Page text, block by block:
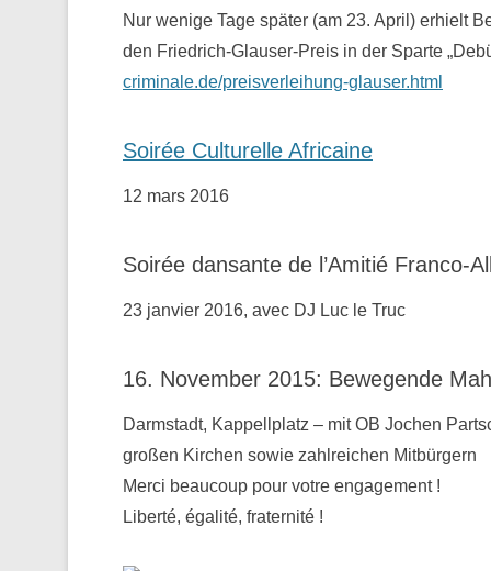
Nur wenige Tage später (am 23. April) erhielt
den Friedrich-Glauser-Preis in der Sparte
criminale.de/preisverleihung-glauser.html
Soirée Culturelle Africaine
12 mars 2016
Soirée dansante de l’Amitié Franco-
23 janvier 2016, avec DJ Luc le Truc
16. November 2015: Bewegende
Darmstadt, Kappellplatz – mit OB Jochen
großen Kirchen sowie zahlreichen Mitbürgern
Merci beaucoup pour votre engagement !
Liberté, égalité, fraternité !